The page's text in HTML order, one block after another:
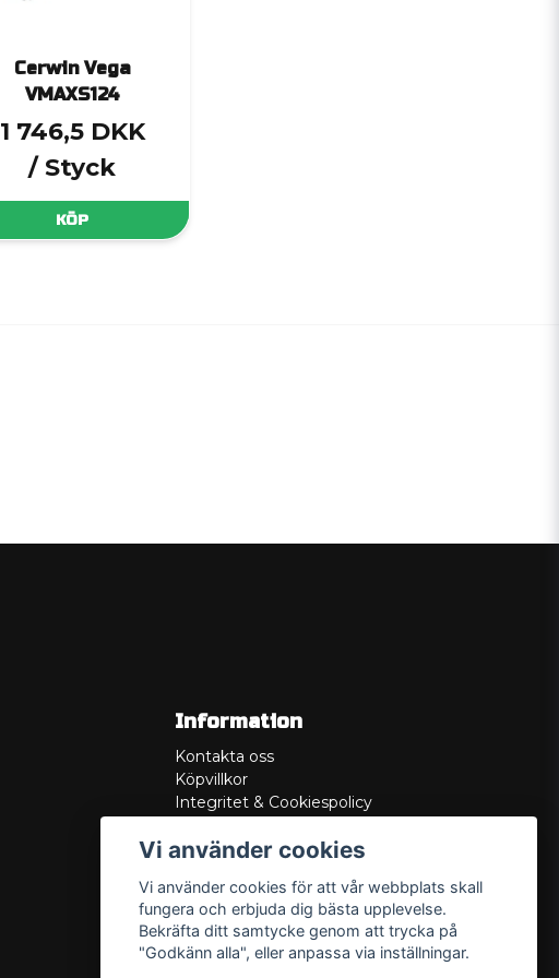
Cerwin Vega
VMAXS124
1 746,5 DKK
/ Styck
KÖP
Information
Kontakta oss
Köpvillkor
Integritet & Cookiespolicy
Service/Garanti
Lådritning
Om oss
Vi använder cookies
Vi använder cookies för att vår webbplats skall
fungera och erbjuda dig bästa upplevelse.
Bekräfta ditt samtycke genom att trycka på
"Godkänn alla", eller anpassa via inställningar.